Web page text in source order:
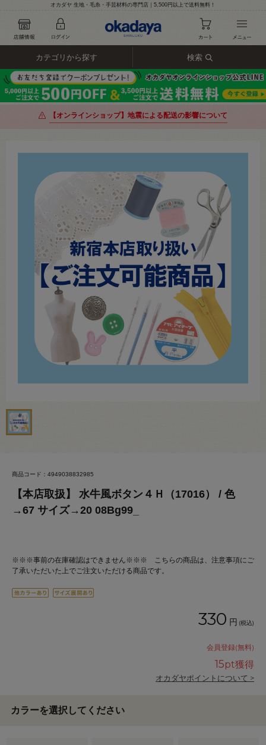
オカダヤ 生地・毛糸・手芸材料の専門店｜5,500円以上で送料無料！
カテゴリから探す 検索
【オンラインショップ】地震による配送の影響について
商品コード：4949038832985
【本店取扱】 水牛風ボタン４Ｈ（17016） / 色
→67 サイズ→20 08Bg99_
※※※事前の在庫確認はできません※※※ こちらの商品は、注意事項にご
了承いただいた上でご注文いただける商品です。
330 円 (税込)
会員登録(無料)
15pt獲得
オカダヤポイントについて >
カラーを選択してください